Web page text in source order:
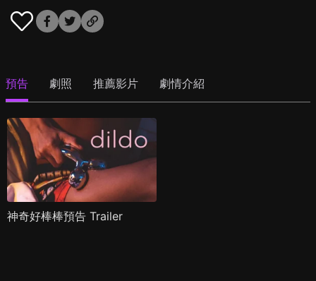
預告 劇照 推薦影片 劇情介紹
神奇好棒棒預告 Trailer